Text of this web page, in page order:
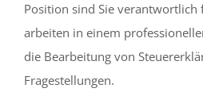
Position sind Sie verantwortlich
arbeiten in einem
die Bearbeitung von
Fragestellungen.